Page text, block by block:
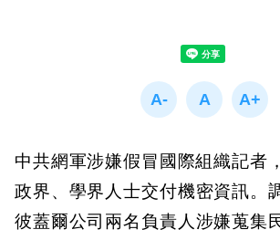
中共網軍涉嫌假冒國際組織記者
政界、學界人士交付機密資訊。
彼蓋爾公司兩名負責人涉嫌蒐集